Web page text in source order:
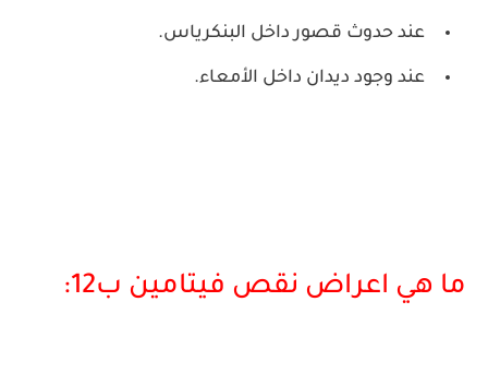
عند حدوث قصور داخل البنكرياس.
عند وجود ديدان داخل الأمعاء.
ما هي اعراض نقص فيتامين ب12: